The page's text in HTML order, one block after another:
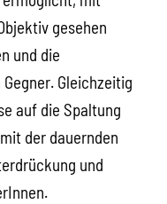
gesehen
und die
Gleichzeitig
auf die Spaltung
der dauernden
und